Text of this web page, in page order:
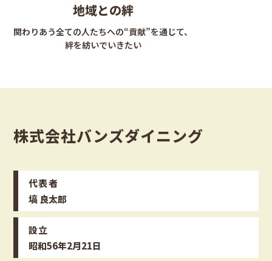
地域との絆
関わりあう全ての人たちへの“貢献”を通じて、
絆を紡いでいきたい
株式会社バンズダイニング
代表者
塙 良太郎
設立
昭和56年2月21日